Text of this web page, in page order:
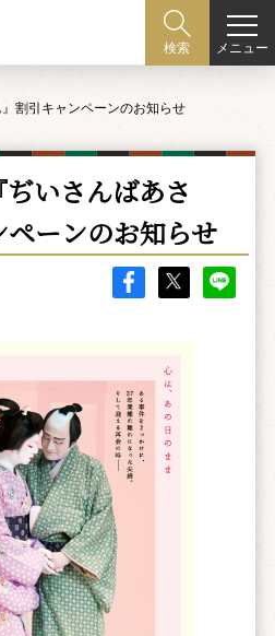
検索 メニュー
割引キャンペーンのお知らせ
いさんばあさ
ーンのお知らせ